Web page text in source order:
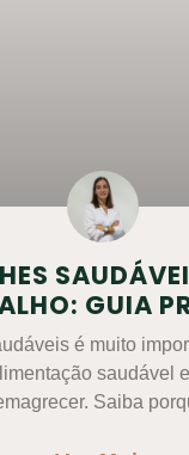
GUIA
é muito
saudável
Saiba